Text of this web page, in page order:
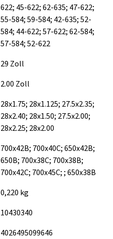
622; 45-622; 62-635; 47-622;
55-584; 59-584; 42-635; 52-
584; 44-622; 57-622; 62-584;
57-584; 52-622
29 Zoll
2.00 Zoll
28x1.75; 28x1.125; 27.5x2.35;
28x2.40; 28x1.50; 27.5x2.00;
28x2.25; 28x2.00
700x42B; 700x40C; 650x42B;
650B; 700x38C; 700x38B;
700x42C; 700x45C; ; 650x38B
0,220 kg
10430340
4026495099646